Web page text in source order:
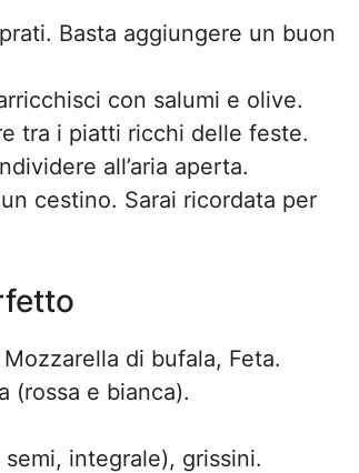
Basta aggiungere un buon
con salumi e olive.
tra i piatti ricchi delle feste.
all’aria aperta.
cestino. Sarai ricordata per
di bufala, Feta.
(rossa e bianca).
integrale), grissini.